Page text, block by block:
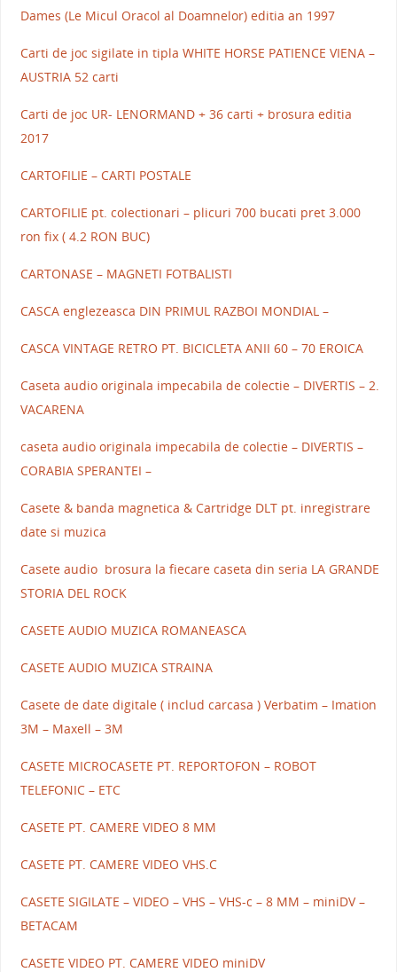
Dames (Le Micul Oracol al Doamnelor) editia an 1997
Carti de joc sigilate in tipla WHITE HORSE PATIENCE VIENA –
AUSTRIA 52 carti
Carti de joc UR- LENORMAND + 36 carti + brosura editia
2017
CARTOFILIE – CARTI POSTALE
CARTOFILIE pt. colectionari – plicuri 700 bucati pret 3.000
ron fix ( 4.2 RON BUC)
CARTONASE – MAGNETI FOTBALISTI
CASCA englezeasca DIN PRIMUL RAZBOI MONDIAL –
CASCA VINTAGE RETRO PT. BICICLETA ANII 60 – 70 EROICA
Caseta audio originala impecabila de colectie – DIVERTIS – 2.
VACARENA
caseta audio originala impecabila de colectie – DIVERTIS –
CORABIA SPERANTEI –
Casete & banda magnetica & Cartridge DLT pt. inregistrare
date si muzica
Casete audio brosura la fiecare caseta din seria LA GRANDE
STORIA DEL ROCK
CASETE AUDIO MUZICA ROMANEASCA
CASETE AUDIO MUZICA STRAINA
Casete de date digitale ( includ carcasa ) Verbatim – Imation
3M – Maxell – 3M
CASETE MICROCASETE PT. REPORTOFON – ROBOT
TELEFONIC – ETC
CASETE PT. CAMERE VIDEO 8 MM
CASETE PT. CAMERE VIDEO VHS.C
CASETE SIGILATE – VIDEO – VHS – VHS-c – 8 MM – miniDV –
BETACAM
CASETE VIDEO PT. CAMERE VIDEO miniDV